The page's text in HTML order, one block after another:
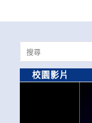
Search
for:
校園影片